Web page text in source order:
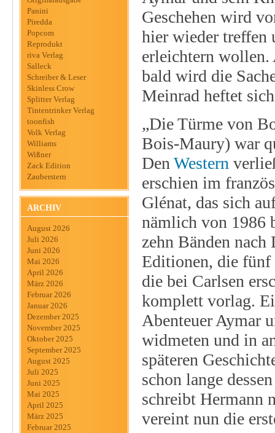
Panini
Piredda
Popcom
Reprodukt
riva Verlag
Salleck
Schreiber & Leser
Skinless Crow
Splitter Verlag
Tintentrinker Verlag
toonfish
Volk Verlag
Williams
Wißner
Zack Edition
Zauberstern
ARCHIV
August 2026
Juli 2026
Juni 2026
Mai 2026
April 2026
März 2026
Februar 2026
Januar 2026
Dezember 2025
November 2025
Oktober 2025
September 2025
August 2025
Juli 2025
Juni 2025
Mai 2025
April 2025
März 2025
Februar 2025
Geschehen wird
hier wieder treffen
erleichtern wollen.
bald wird die
Meinrad heftet
„Die Türme von
Bois-Maury) war
Den Western
erschien im
Glénat, das sich
nämlich von 1986
zehn Bänden
Editionen, die fünf
die bei Carlsen
komplett vorlag.
Abenteuer Aymar
widmeten und in
späteren
schon lange
schreibt Hermann
vereint nun die